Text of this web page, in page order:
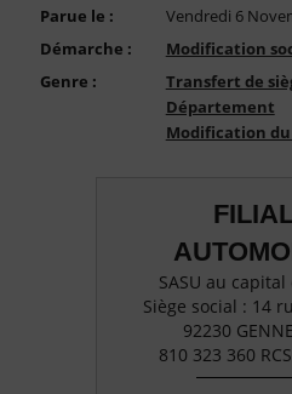
Parue le :
Vendredi 6
Démarche :
Modification
Genre :
Transfert de
Département
Modification
SASU au
Siège social : 14
92230
810 323 360